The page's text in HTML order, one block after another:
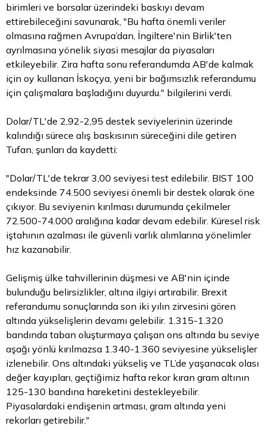
birimleri ve borsalar üzerindeki baskıyı devam
ettirebileceğini savunarak, "Bu hafta önemli veriler
olmasına rağmen Avrupa’dan, İngiltere'nin Birlik'ten
ayrılmasına yönelik siyasi mesajlar da piyasaları
etkileyebilir. Zira hafta sonu referandumda AB'de kalmak
için oy kullanan İskoçya, yeni bir bağımsızlık referandumu
için çalışmalara başladığını duyurdu." bilgilerini verdi.
Dolar/TL'de 2,92-2,95 destek seviyelerinin üzerinde
kalındığı sürece alış baskısının süreceğini dile getiren
Tufan, şunları da kaydetti:
"Dolar/TL'de tekrar 3,00 seviyesi test edilebilir. BIST 100
endeksinde 74.500 seviyesi önemli bir destek olarak öne
çıkıyor. Bu seviyenin kırılması durumunda çekilmeler
72.500-74.000 aralığına kadar devam edebilir. Küresel risk
iştahının azalması ile güvenli varlık alımlarına yönelimler
hız kazanabilir.
Gelişmiş ülke tahvillerinin düşmesi ve AB'nin içinde
bulunduğu belirsizlikler, altına ilgiyi artırabilir. Brexit
referandumu sonuçlarında son iki yılın zirvesini gören
altında yükselişlerin devamı gelebilir. 1.315-1.320
bandında taban oluşturmaya çalışan ons altında bu seviye
aşağı yönlü kırılmazsa 1.340-1.360 seviyesine yükselişler
izlenebilir. Ons altındaki yükseliş ve TL’de yaşanacak olası
değer kayıpları, geçtiğimiz hafta rekor kıran gram altının
125-130 bandına hareketini destekleyebilir.
Piyasalardaki endişenin artması, gram altında yeni
rekorları getirebilir."